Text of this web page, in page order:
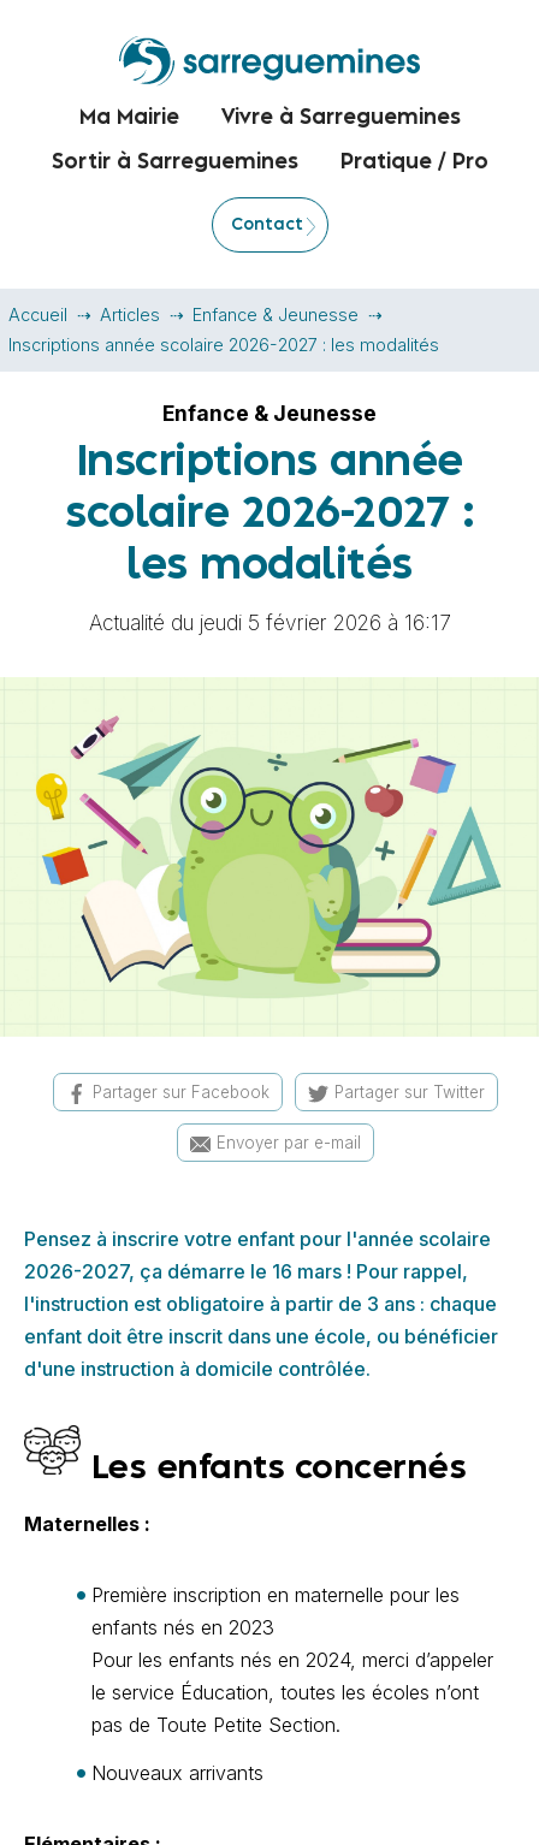
Ma Mairie Vivre à Sarreguemines
Sortir à Sarreguemines Pratique / Pro
Contact
Accueil Articles
Enfance & Jeunesse
Inscriptions année scolaire 2026-2027 : les modalités
Enfance & Jeunesse
Inscriptions année
scolaire 2026-2027 :
les modalités
Actualité du jeudi 5 février 2026 à 16:17
Partager sur Facebook Partager sur Twitter
Envoyer par e-mail
Pensez à inscrire votre enfant pour l'année scolaire
2026-2027, ça démarre le 16 mars ! Pour rappel,
l'instruction est obligatoire à partir de 3 ans : chaque
enfant doit être inscrit dans une école, ou bénéficier
d'une instruction à domicile contrôlée.
Les enfants concernés
Maternelles :
Première inscription en maternelle pour les
enfants nés en 2023
Pour les enfants nés en 2024, merci d’appeler
le service Éducation, toutes les écoles n’ont
pas de Toute Petite Section.
Nouveaux arrivants